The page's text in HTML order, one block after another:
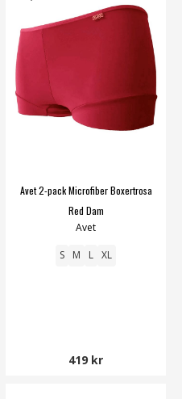
Avet 2-pack Microfiber Boxertrosa
Red Dam
Avet
S M L XL
419 kr